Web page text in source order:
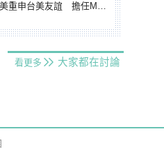
友誼 擔任MLB大都會台灣日開球嘉賓
看更多 大家都在討論